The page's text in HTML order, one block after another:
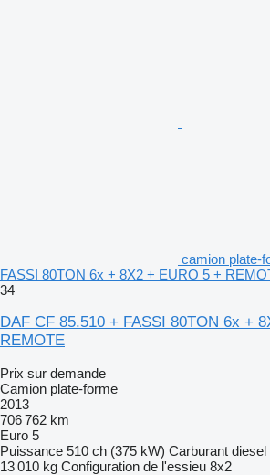
camion plate-
FASSI 80TON 6x + 8X2 + EURO 5 +
34
DAF CF 85.510 + FASSI 80TON 6x +
REMOTE
Prix sur demande
Camion plate-forme
2013
706 762 km
Euro 5
Puissance 510 ch (375 kW) Carburant diesel
13 010 kg Configuration de l'essieu 8x2